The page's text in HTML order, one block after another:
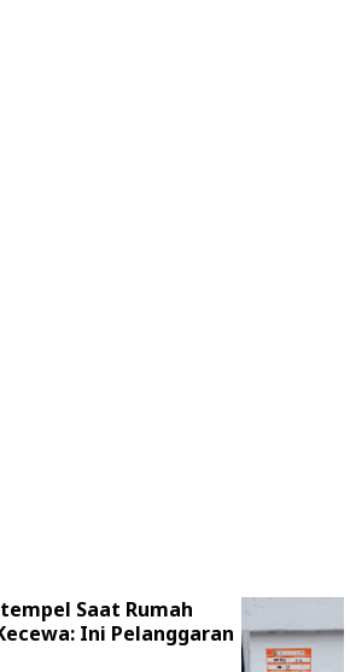
Saat Rumah
Ini Pelanggaran